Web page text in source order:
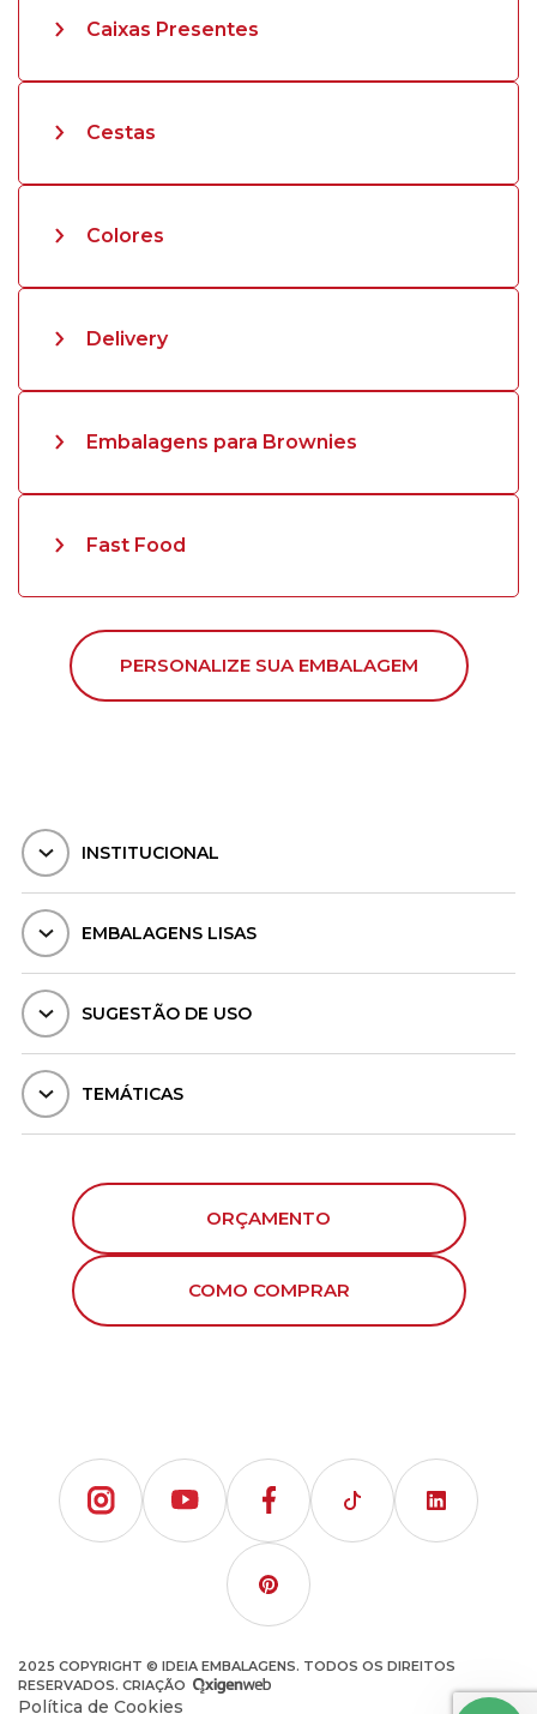
Caixas Presentes
Cestas
Colores
Delivery
Embalagens para Brownies
Fast Food
PERSONALIZE SUA EMBALAGEM
INSTITUCIONAL
EMBALAGENS LISAS
SUGESTÃO DE USO
TEMÁTICAS
ORÇAMENTO
COMO COMPRAR
2025 COPYRIGHT © IDEIA EMBALAGENS. TODOS OS DIREITOS
RESERVADOS. CRIAÇÃO
Política de Cookies